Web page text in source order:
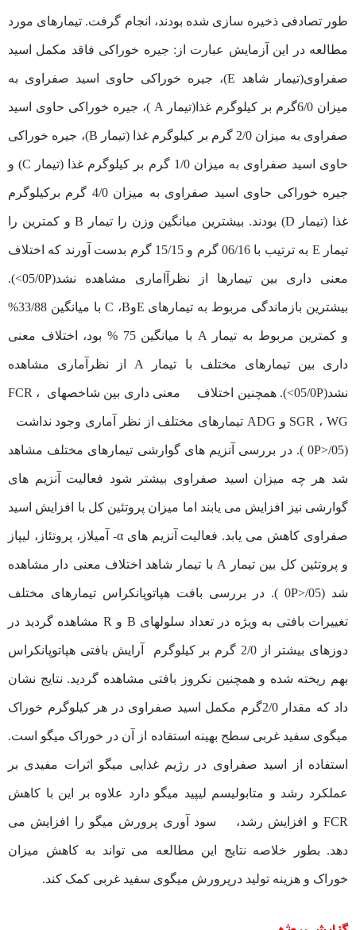
طور تصادفی ذخیره سازی شده بودند، انجام گرفت. تیمارهای مورد
مطالعه در این آزمایش عبارت از: جیره خوراکی فاقد مکمل اسید
صفراوی(تیمار شاهد E)، جیره خوراکی حاوی اسید صفراوی به
میزان 6/0گرم بر کیلوگرم غذا(تیمار A )، جیره خوراکی حاوی اسید
صفراوی به میزان 2/0 گرم بر کیلوگرم غذا (تیمار B)، جیره خوراکی
حاوی اسید صفراوی به میزان 1/0 گرم بر کیلوگرم غذا (تیمار C) و
جیره خوراکی حاوی اسید صفراوی به میزان 4/0 گرم برکیلوگرم
غذا (تیمار D) بودند. بیشترین میانگین وزن را تیمار B و کمترین را
تیمار E به ترتیب با 06/16 گرم و 15/15 گرم بدست آورند که اختلاف
معنی داری بین تیمارها از نظرآاماری مشاهده نشد(05/0P>).
بیشترین بازماندگی مربوط به تیمارهای EوC ،B با میانگین 33/88%
و کمترین مربوط به تیمار A با میانگین 75 % بود، اختلاف معنی
داری بین تیمارهای مختلف با تیمار A از نظرآماری مشاهده
نشد(05/0P>). همچنین اختلاف معنی داری بین شاخصهای FCR ،
SGR ، WG و ADG تیمارهای مختلف از نظر آماری وجود نداشت
(05/<0P ). در بررسی آنزیم های گوارشی تیمارهای مختلف مشاهد
شد هر چه میزان اسید صفراوی بیشتر شود فعالیت آنزیم های
گوارشی نیز افزایش می یابند اما میزان پروتئین کل با افزایش اسید
صفراوی کاهش می یابد. فعالیت آنزیم های α- آمیلاز، پروتئاز، لیپاز
و پروتئین کل بین تیمار A با تیمار شاهد اختلاف معنی دار مشاهده
شد (05/<0P ). در بررسی بافت هپاتوپانکراس تیمارهای مختلف
تغییرات بافتی به ویژه در تعداد سلولهای B و R مشاهده گردید در
دوزهای بیشتر از 2/0 گرم بر کیلوگرم آرایش بافتی هپاتوپانکراس
بهم ریخته شده و همچنین نکروز بافتی مشاهده گردید. نتایج نشان
داد که مقدار 2/0گرم مکمل اسید صفراوی در هر کیلوگرم خوراک
میگوی سفید غربی سطح بهینه استفاده از آن در خوراک میگو است.
استفاده از اسید صفراوی در رژیم غذایی میگو اثرات مفیدی بر
عملکرد رشد و متابولیسم لیپید میگو دارد علاوه بر این با کاهش
FCR و افزایش رشد، سود آوری پرورش میگو را افزایش می
دهد. بطور خلاصه نتایج این مطالعه می تواند به کاهش میزان
خوراک و هزینه تولید درپرورش میگوی سفید غربی کمک کند.